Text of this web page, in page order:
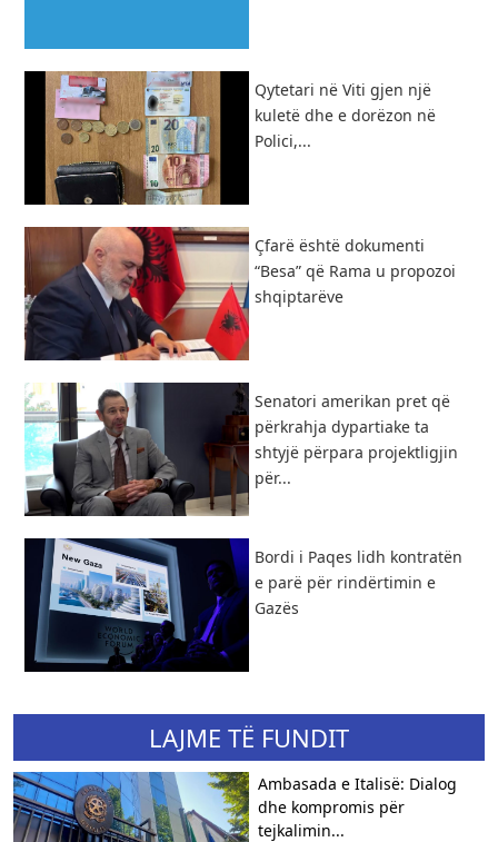
Qytetari në Viti gjen një
kuletë dhe e dorëzon në
Polici,...
Çfarë është dokumenti
“Besa” që Rama u propozoi
shqiptarëve
Senatori amerikan pret që
përkrahja dypartiake ta
shtyjë përpara projektligjin
për...
Bordi i Paqes lidh kontratën
e parë për rindërtimin e
Gazës
LAJME TË FUNDIT
Ambasada e Italisë: Dialog
dhe kompromis për
tejkalimin...